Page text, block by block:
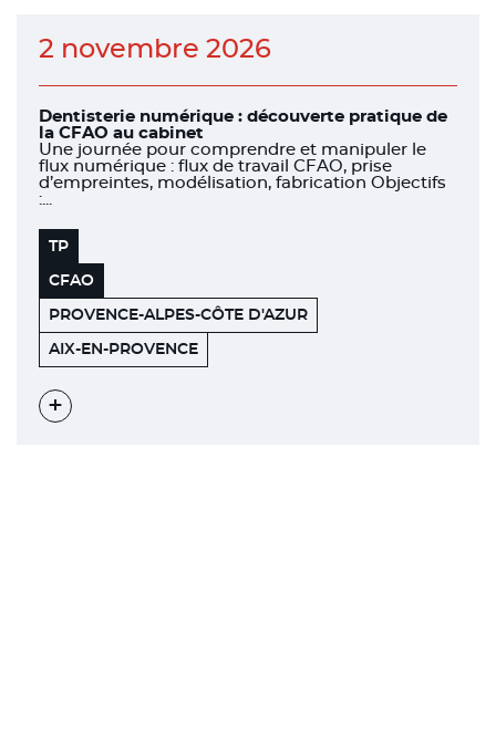
2 novembre 2026
Dentisterie numérique : découverte pratique de
la CFAO au cabinet
Une journée pour comprendre et manipuler le
flux numérique : flux de travail CFAO, prise
d’empreintes, modélisation, fabrication Objectifs
:...
TP
CFAO
PROVENCE-ALPES-CÔTE D'AZUR
520
AVENUE
MAURIAT
AIX-EN-PROVENCE
Voir